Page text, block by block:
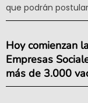
que podrán
Hoy comienzan
Empresas
más de 3.000